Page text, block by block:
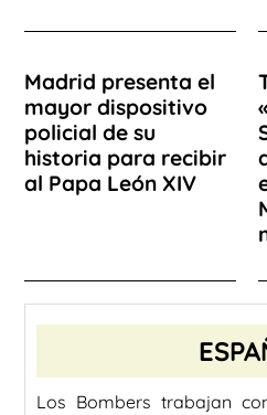
Madrid presenta el
mayor dispositivo
policial de su
historia para recibir
al Papa León XIV
Los Bombers trabajan